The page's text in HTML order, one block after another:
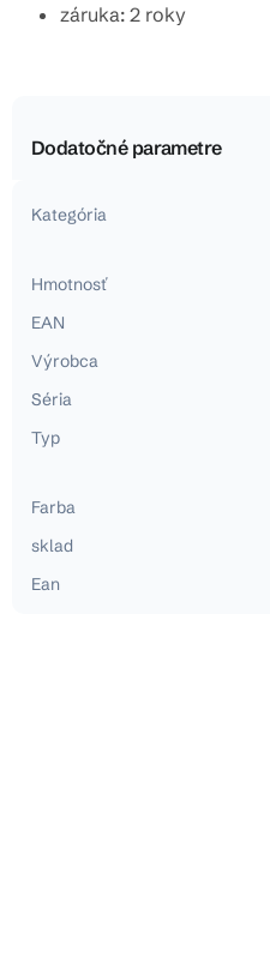
záruka: 2 roky
Dodatočné parametre
Kategória
Hmotnosť
EAN
Výrobca
Séria
Typ
Farba
sklad
Ean